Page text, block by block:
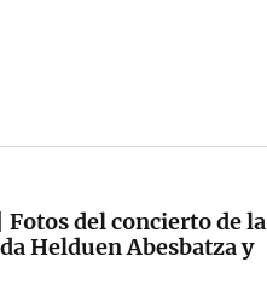
del concierto de la
Helduen Abesbatza y